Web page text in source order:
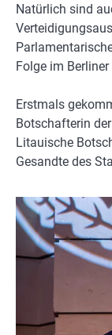
Natürlich sind
Folge im
Erstmals
Botschafterin
Litauische
Gesandte des